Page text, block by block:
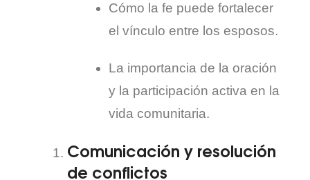
Cómo la fe puede fortalecer
el vínculo entre los esposos.
La importancia de la oración
y la participación activa en la
vida comunitaria.
Comunicación y resolución
de conflictos